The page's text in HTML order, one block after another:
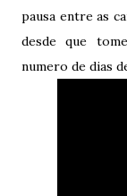
pausa entre as
desde que
numero de dias